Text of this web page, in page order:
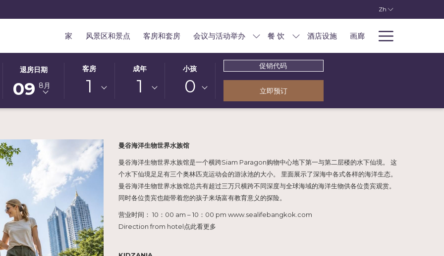
Zh
家 风景区和景点 客房和套房 会议与活动举办 餐 饮 酒店设施 画廊
Menu
退房日期
钮
历
以
选
房
日
期
的
期
为
9
月
2026.
09 8月
客房
1
成年
1
小孩
0
码
立即预订
曼谷海洋生物世界水族馆
曼谷海洋生物世界水族馆是一个横跨Siam Paragon购物中心地下第一与第二层楼的水下仙境。 这
个水下仙境足足有三个奥林匹克运动会的游泳池的大小。 里面展示了深海中各式各样的海洋生态。
曼谷海洋生物世界水族馆总共有超过三万只横跨不同深度与全球海域的海洋生物供各位贵宾观赏。
同时各位贵宾也能带着您的孩子来场富有教育意义的探险。
营业时间： 10：00 am – 10：00 pm www.sealifebangkok.com
Direction from hotel点此看更多